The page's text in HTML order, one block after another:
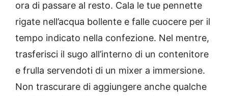
ora di passare al resto. Cala le tue pennette
rigate nell’acqua bollente e falle cuocere per il
tempo indicato nella confezione. Nel mentre,
trasferisci il sugo all’interno di un contenitore
e frulla servendoti di un mixer a immersione.
Non trascurare di aggiungere anche qualche